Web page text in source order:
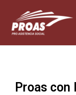
content
Proas con